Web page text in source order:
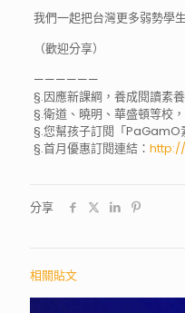
我們一起把台灣更多弱勢學
（歡迎分享）
——————
§.因應新課綱，養成閱讀素
§.衛道、曉明、華盛頓等校
§.您幫孩子訂閱「PaGamO
§.首月優惠訂閱連結：
分享
相關貼文